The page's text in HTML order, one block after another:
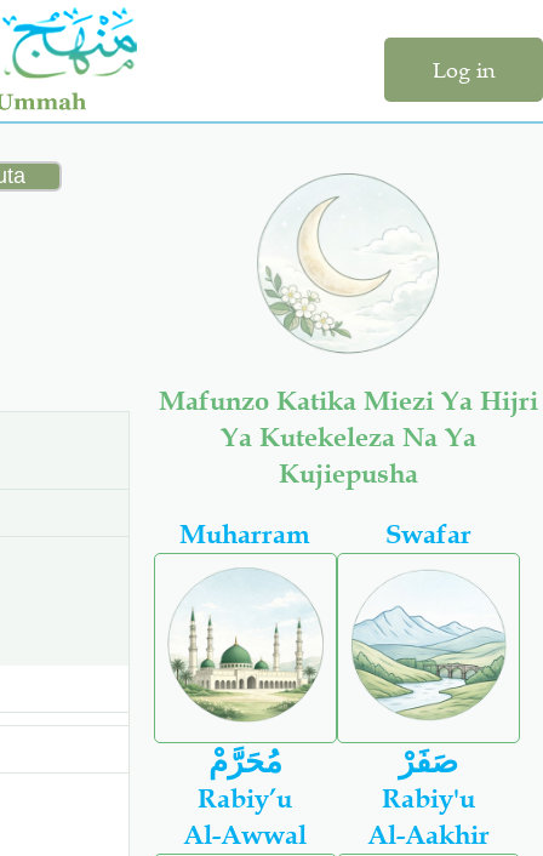
Log in
Mafunzo Katika Miezi Ya Hijri
Ya Kutekeleza Na Ya
Kujiepusha
Muharram
مُحَرَّمْ
Swafar
صَفَرْ
Rabiy’u
Al-Awwal
Rabiy'u
Al-Aakhir